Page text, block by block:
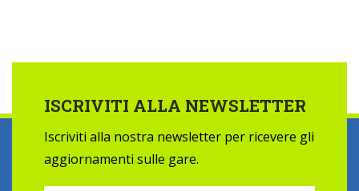
ISCRIVITI ALLA NEWSLETTER
Iscriviti alla nostra newsletter per ricevere gli
aggiornamenti sulle gare.